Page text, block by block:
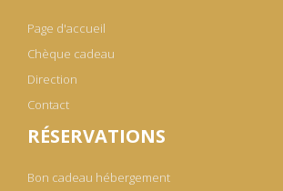
Page d'accueil
Chèque cadeau
Direction
Contact
RÉSERVATIONS
Bon cadeau hébergement